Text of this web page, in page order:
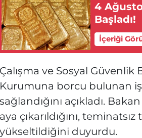
4
Başladı!
İçeriği
Çalışma ve Sosyal Güvenlik
Kurumuna borcu bulunan
sağlandığını açıkladı.
aya çıkarıldığını,
yükseltildiğini duyurdu.